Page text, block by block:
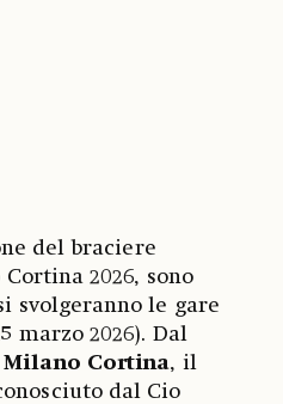
del braciere
2026, sono
svolgeranno le gare
marzo 2026). Dal
Cortina, il
dal Cio